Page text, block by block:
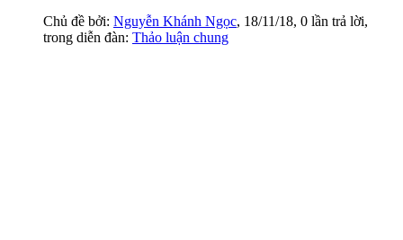
Chủ đề bởi: Nguyễn Khánh Ngọc, 18/11/18, 0 lần trả lời,
trong diễn đàn: Thảo luận chung